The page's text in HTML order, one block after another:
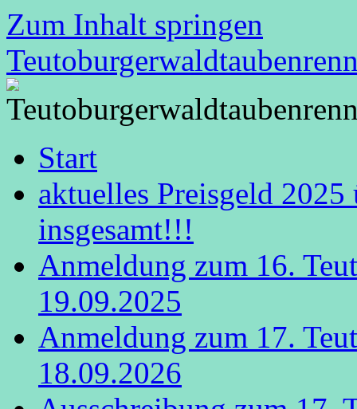
Zum Inhalt springen
Start
aktuelles Preisgeld
insgesamt!!!
Anmeldung zum 16.
19.09.2025
Anmeldung zum 17.
18.09.2026